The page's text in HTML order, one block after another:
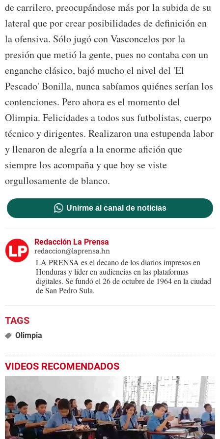
de carrilero, preocupándose más por la subida de su
lateral que por crear posibilidades de definición en
la ofensiva. Sólo jugó con Vasconcelos por la
presión que metió la gente, pues no contaba con un
enganche clásico, bajó mucho el nivel del 'El
Pescado' Bonilla, nunca sabíamos quiénes serían los
contenciones. Pero ahora es el momento del
Olimpia. Felicidades a todos sus futbolistas, cuerpo
técnico y dirigentes. Realizaron una estupenda labor
y llenaron de alegría a la enorme afición que
siempre los acompaña y que hoy se viste
orgullosamente de blanco.
Unirme al canal de noticias
Redacción La Prensa
redaccion@laprensa.hn
LA PRENSA es el decano de los diarios impresos en
Honduras y líder en audiencias en las plataformas
digitales. Se fundó el 26 de octubre de 1964 en la ciudad
de San Pedro Sula.
Olimpia
VIDEOS RECOMENDADOS